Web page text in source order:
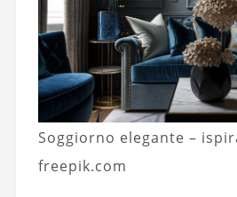
Soggiorno elegante –
freepik.com